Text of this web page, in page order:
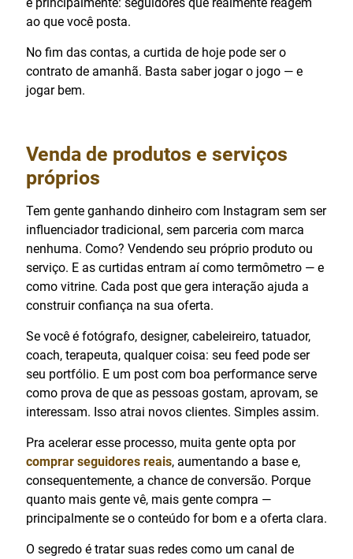
ao que você posta.
No fim das contas, a curtida de hoje pode ser o
contrato de amanhã. Basta saber jogar o jogo — e
jogar bem.
Venda de produtos e serviços
próprios
Tem gente ganhando dinheiro com Instagram sem ser
influenciador tradicional, sem parceria com marca
nenhuma. Como? Vendendo seu próprio produto ou
serviço. E as curtidas entram aí como termômetro — e
como vitrine. Cada post que gera interação ajuda a
construir confiança na sua oferta.
Se você é fotógrafo, designer, cabeleireiro, tatuador,
coach, terapeuta, qualquer coisa: seu feed pode ser
seu portfólio. E um post com boa performance serve
como prova de que as pessoas gostam, aprovam, se
interessam. Isso atrai novos clientes. Simples assim.
Pra acelerar esse processo, muita gente opta por
comprar seguidores reais, aumentando a base e,
consequentemente, a chance de conversão. Porque
quanto mais gente vê, mais gente compra —
principalmente se o conteúdo for bom e a oferta clara.
O segredo é tratar suas redes como um canal de